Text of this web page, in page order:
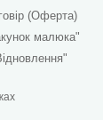
(Оферта)
малюка"